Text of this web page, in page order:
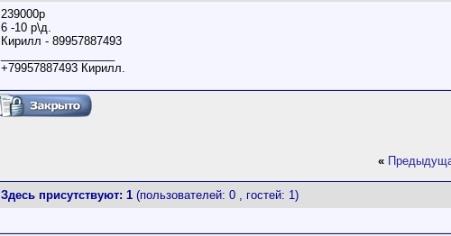
239000р
6 -10 р\д.
Кирилл - 89957887493
+79957887493 Кирилл.
«
Здесь присутствуют: 1 (пользователей: 0 , гостей: 1)